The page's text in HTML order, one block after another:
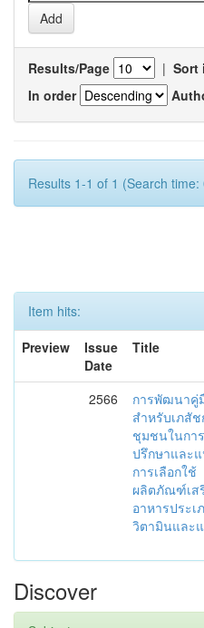
Results/Page | Sort
In order
Results 1-1 of 1 (Search
Item hits:
Preview
Issue
Date
Title
2566
การพัฒนาคู่
สำหรับเภสัช
ชุมชนในกา
ปรึกษาและ
การเลือกใช้
ผลิตภัณฑ์เส
อาหารประเ
วิตามินและ
Discover